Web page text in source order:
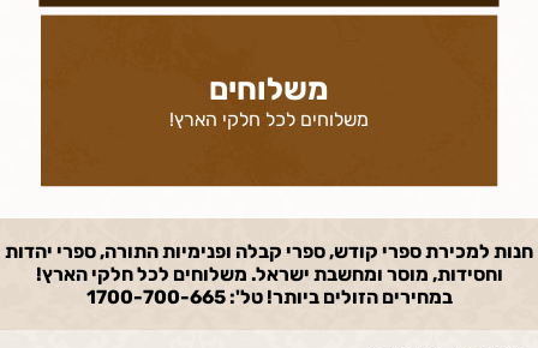
משלוחים
משלוחים לכל חלקי הארץ!
חנות למכירת ספרי קודש, ספרי קבלה ופנימיות התורה, ספרי יהדות
וחסידות, מוסר ומחשבת ישראל. משלוחים לכל חלקי הארץ!
במחירים הזולים ביותר! טל': 1700-700-665